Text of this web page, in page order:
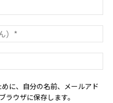
に、自分の名前、メールアド
ラウザに保存します。